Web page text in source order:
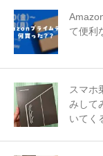
て便利
スマホ
みして
いてく